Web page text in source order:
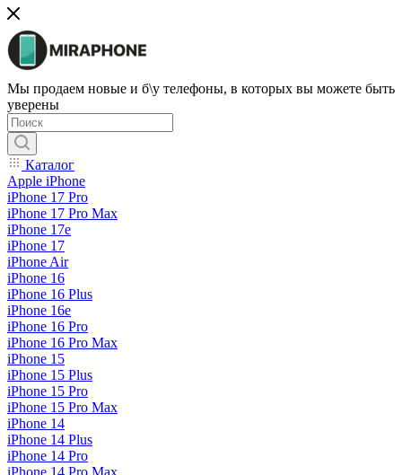
Мы продаем новые и б\у телефоны, в которых вы можете быть
уверены
Каталог
Apple iPhone
iPhone 17 Pro
iPhone 17 Pro Max
iPhone 17e
iPhone 17
iPhone Air
iPhone 16
iPhone 16 Plus
iPhone 16e
iPhone 16 Pro
iPhone 16 Pro Max
iPhone 15
iPhone 15 Plus
iPhone 15 Pro
iPhone 15 Pro Max
iPhone 14
iPhone 14 Plus
iPhone 14 Pro
iPhone 14 Pro Max